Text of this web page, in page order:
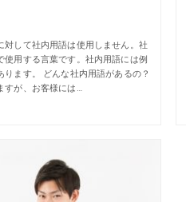
対して社内用語は使用しません。社
使用する言葉です。社内用語には例
ります。 どんな社内用語があるの？
すが、お客様には…